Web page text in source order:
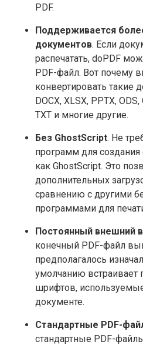
PDF.
Поддерживается
документов. Если
распечатать, doPDF
PDF-файл. Вот почему
конвертировать такие
DOCX, XLSX, PPTX, ODS,
TXT и многие другие.
Без GhostScript. Не
программ для создания
как GhostScript. Это
дополнительных
сравнению с другими
программами для
Постоянный внешний
конечный PDF-файл
предполагалось
умолчанию встраивает
шрифтов,
документе.
Стандартные PDF-
стандартные PDF-